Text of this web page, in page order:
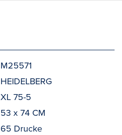
M25571
HEIDELBERG
XL 75-5
53 x 74 CM
65 Drucke